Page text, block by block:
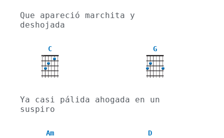
Que apareció marchita y
deshojada
C
X
G
Ya casi pálida ahogada en un
suspiro
Am D